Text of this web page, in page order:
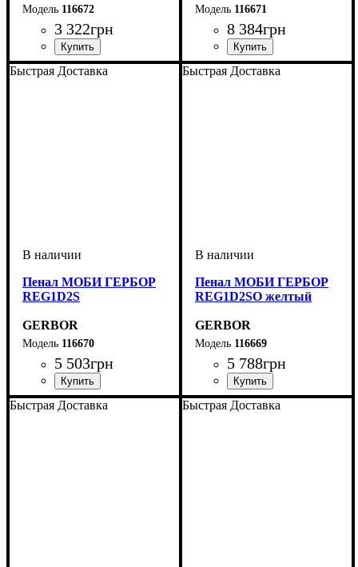
116672
3 322грн
ширина, мм: 950
высота, мм: 830
глубина, мм: 2030
116671
8 384грн
ширина, мм: 800
высота, мм: 1950
глубина, мм: 550
Быстрая Доставка
Пенал МОБИ ГЕРБОР
REG1D2S
GERBOR
116670
5 503грн
ширина, мм: 450
высота, мм: 1950
глубина, мм: 400
Быстрая Доставка
Пенал МОБИ ГЕРБОР
REG1D2SO желтый
GERBOR
116669
5 788грн
ширина, мм: 450
высота, мм: 1950
глубина, мм: 400
Быстрая Доставка Быстрая Доставка